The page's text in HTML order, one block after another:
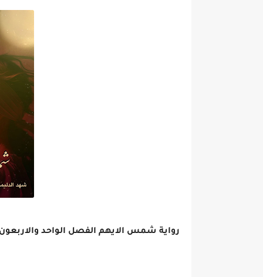
رواية شمس الايهم الفصل الواحد والاربعون 41 بقلم شهد